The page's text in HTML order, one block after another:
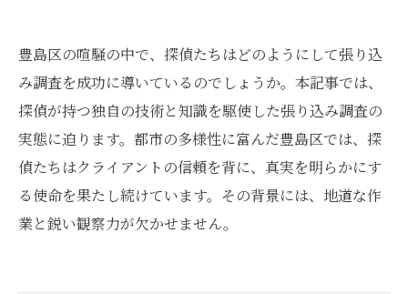
豊島区の喧騒の中で、探偵たちはどのようにして張り込
み調査を成功に導いているのでしょうか。本記事では、
探偵が持つ独自の技術と知識を駆使した張り込み調査の
実態に迫ります。都市の多様性に富んだ豊島区では、探
偵たちはクライアントの信頼を背に、真実を明らかにす
る使命を果たし続けています。その背景には、地道な作
業と鋭い観察力が欠かせません。